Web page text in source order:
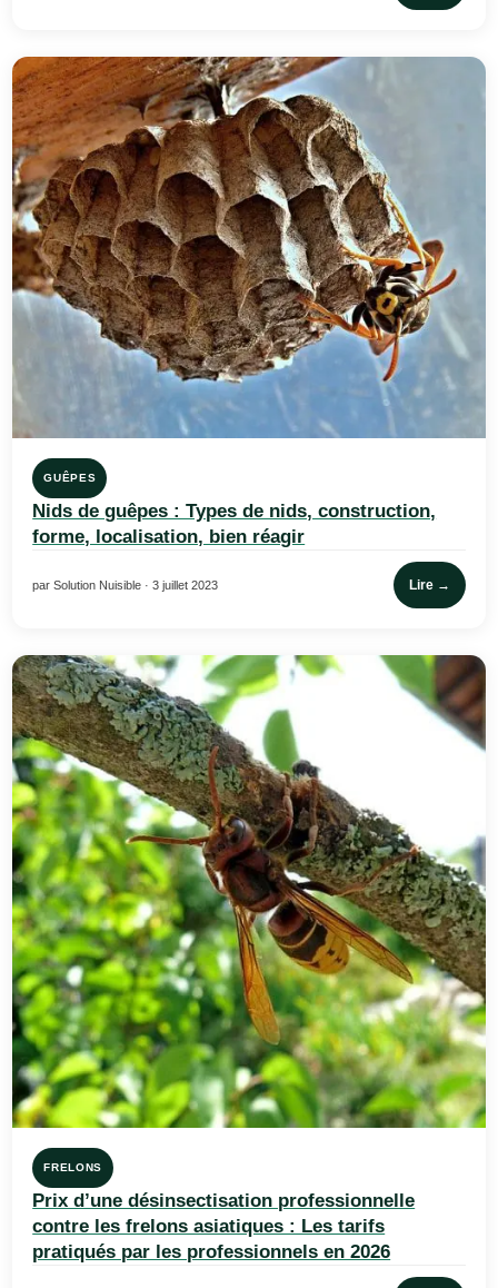
GUÊPES
Nids de guêpes : Types de nids, construction,
forme, localisation, bien réagir
par Solution Nuisible · 3 juillet 2023 Lire →
FRELONS
Prix d’une désinsectisation professionnelle
contre les frelons asiatiques : Les tarifs
pratiqués par les professionnels en 2026